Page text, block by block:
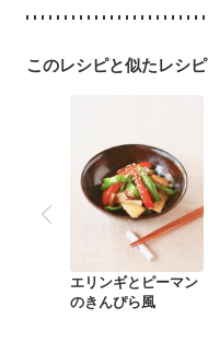
このレシピと似たレシピ
エリンギとピーマン
のきんぴら風